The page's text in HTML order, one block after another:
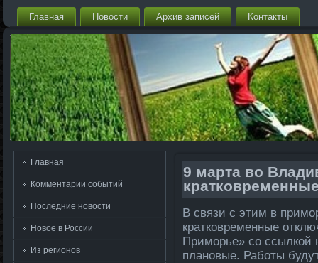
Главная Новости Архив записей Контакты
Главная
Комментарии событий
Последние новости
Новое в России
Из регионов
9 марта во
В связи с этим в
кратковременные
Приморье» со ссылкой
плановые. Работы